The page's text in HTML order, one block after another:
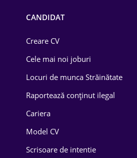
CANDIDAT
Creare CV
Cele mai noi joburi
Locuri de munca Străinătate
Raportează conținut ilegal
Cariera
Model CV
Scrisoare de intentie